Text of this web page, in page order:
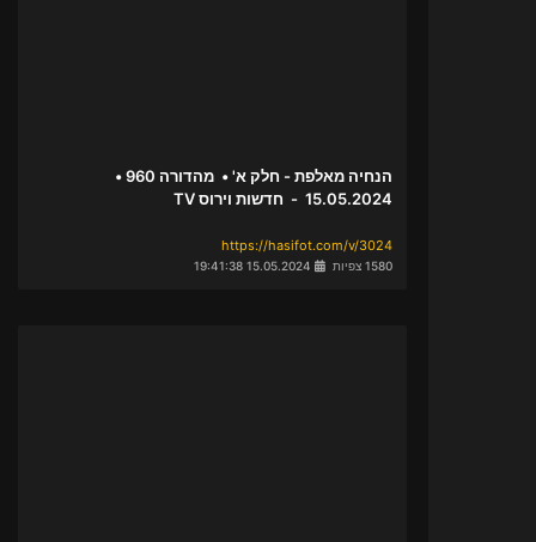
הנחיה מאלפת - חלק א' • מהדורה 960 •
15.05.2024 - חדשות וירוס TV
https://hasifot.com/v/3024
1580 צפיות